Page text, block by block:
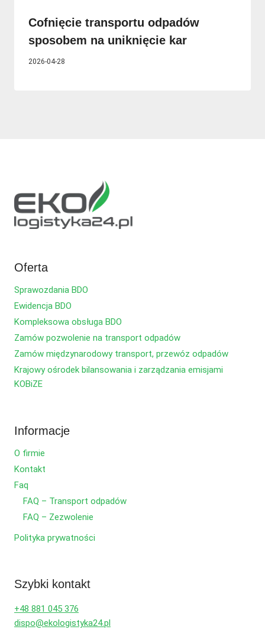
Cofnięcie transportu odpadów
sposobem na uniknięcie kar
2026-04-28
Oferta
Sprawozdania BDO
Ewidencja BDO
Kompleksowa obsługa BDO
Zamów pozwolenie na transport odpadów
Zamów międzynarodowy transport, przewóz odpadów
Krajowy ośrodek bilansowania i zarządzania emisjami
KOBiZE
Informacje
O firmie
Kontakt
Faq
FAQ – Transport odpadów
FAQ – Zezwolenie
Polityka prywatności
Szybki kontakt
+48 881 045 376
dispo@ekologistyka24.pl